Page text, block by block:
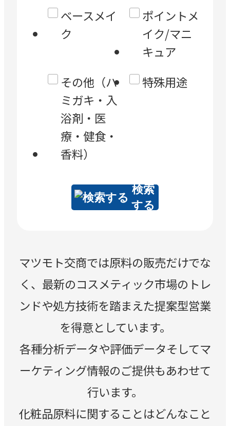
ベースメイ
ク
ポイントメ
イク/マニ
キュア
その他（ハ
ミガキ・入
浴剤・医
療・健食・
香料）
特殊用途
検索
する
マツモト交商では原料の販売だけでな
く、最新のコスメティック市場のトレ
ンドや処方技術を踏まえた提案型営業
を得意としています。
各種分析データや評価データそしてマ
ーケティング情報のご提供もあわせて
行います。
化粧品原料に関することはどんなこと